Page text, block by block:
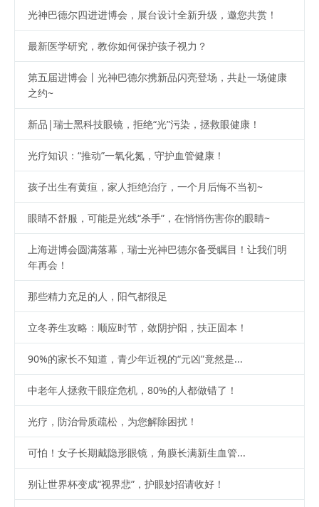
光神巴德尔四进进博会，展台设计全新升级，邀您共赏！
最新医学研究，教你如何保护孩子视力？
第五届进博会丨光神巴德尔携新品闪亮登场，共赴一场健康
之约~
新品|瑞士黑科技眼镜，拒绝“光”污染，拯救眼健康！
光疗知识：“推动”一氧化氮，守护血管健康！
孩子出生有黄疸，家人拒绝治疗，一个月后悔不当初~
眼睛不舒服，可能是光线“杀手”，在悄悄伤害你的眼睛~
上海进博会圆满落幕，瑞士光神巴德尔备受瞩目！让我们明
年再会！
那些精力充足的人，阳气都很足
立冬养生攻略：顺应时节，敛阴护阳，扶正固本！
90%的家长不知道，青少年近视的“元凶”竟然是...
中老年人拯救干眼症危机，80%的人都做错了！
光疗，防治骨质疏松，为您解除困扰！
可怕！女子长期戴隐形眼镜，角膜长满新生血管...
别让世界杯变成“视界悲”，护眼妙招请收好！